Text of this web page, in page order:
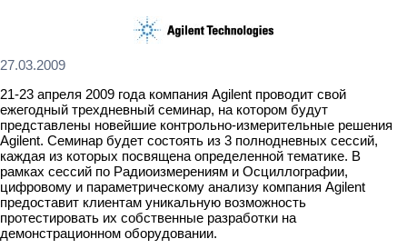
27.03.2009
21-23 апреля 2009 года компания Agilent проводит свой
ежегодный трехдневный семинар, на котором будут
представлены новейшие контрольно-измерительные решения
Agilent. Семинар будет состоять из 3 полнодневных сессий,
каждая из которых посвящена определенной тематике. В
рамках сессий по Радиоизмерениям и Осциллографии,
цифровому и параметрическому анализу компания Agilent
предоставит клиентам уникальную возможность
протестировать их собственные разработки на
демонстрационном оборудовании.